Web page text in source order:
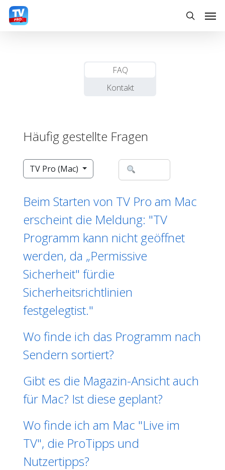
Skip
search
FAQ
Kontakt
Häufig gestellte Fragen
TV Pro (Mac)
Beim Starten von TV Pro am Mac
erscheint die Meldung: "TV
Programm kann nicht geöffnet
werden, da „Permissive
Sicherheit" fürdie
Sicherheitsrichtlinien
festgelegtist."
Wo finde ich das Programm nach
Sendern sortiert?
Gibt es die Magazin-Ansicht auch
für Mac? Ist diese geplant?
Wo finde ich am Mac "Live im
TV", die ProTipps und
Nutzertipps?